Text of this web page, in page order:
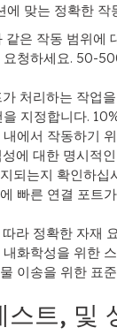
에 맞는 정확한 작
같은 작동 범위에
요청하세요. 50-
가 처리하는 작업
지정합니다.
에서 작동하기
성에 대한 명시적
되는지 확인하십
빠른 연결 포트
라 정확한 자재
내화학성을 위한
이송을 위한 표
스트, 및